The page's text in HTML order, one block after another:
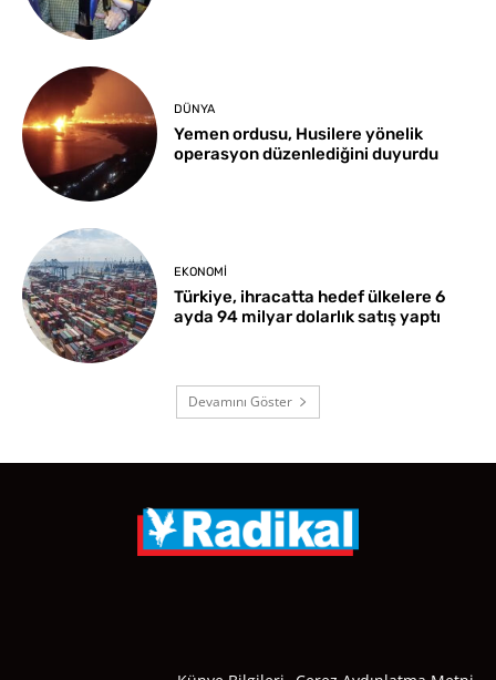
DÜNYA
Yemen ordusu, Husilere yönelik
operasyon düzenlediğini duyurdu
EKONOMI
Türkiye, ihracatta hedef ülkelere 6
ayda 94 milyar dolarlık satış yaptı
Devamını Göster